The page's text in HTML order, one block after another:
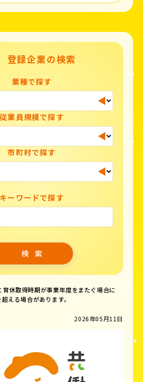
登録企業の検索
業種で探す
従業員規模で探す
市町村で探す
キーワードで探す
休取得時期が事業年度をまたぐ場合に
える場合があります。
2026年05月11日